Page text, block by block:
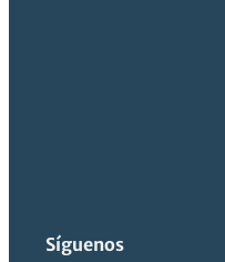
Síguenos